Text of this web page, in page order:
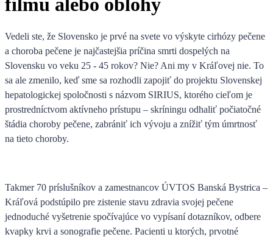
Vedeli ste, že Slovensko je prvé na svete vo výskyte cirhózy pečene
a choroba pečene je najčastejšia príčina smrti dospelých na
Slovensku vo veku 25 - 45 rokov? Nie? Ani my v Kráľovej nie. To
sa ale zmenilo, keď sme sa rozhodli zapojiť do projektu Slovenskej
hepatologickej spoločnosti s názvom SIRIUS, ktorého cieľom je
prostredníctvom aktívneho prístupu – skríningu odhaliť počiatočné
štádia choroby pečene, zabrániť ich vývoju a znížiť tým úmrtnosť
na tieto choroby.
Takmer 70 príslušníkov a zamestnancov ÚVTOS Banská Bystrica –
Kráľová podstúpilo pre zistenie stavu zdravia svojej pečene
jednoduché vyšetrenie spočívajúce vo vypísaní dotazníkov, odbere
kvapky krvi a sonografie pečene. Pacienti u ktorých, prvotné